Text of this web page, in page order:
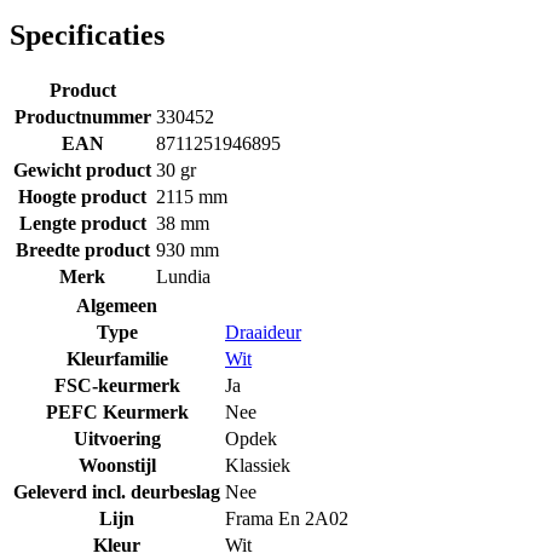
Specificaties
Product
Productnummer 330452
EAN
8711251946895
Gewicht product 30 gr
Hoogte product 2115 mm
Lengte product 38 mm
Breedte product 930 mm
Merk
Lundia
Algemeen
Type
Draaideur
Kleurfamilie
Wit
FSC-keurmerk
Ja
PEFC Keurmerk
Nee
Uitvoering
Opdek
Woonstijl
Klassiek
Geleverd incl. deurbeslag Nee
Lijn
Frama En 2A02
Kleur
Wit